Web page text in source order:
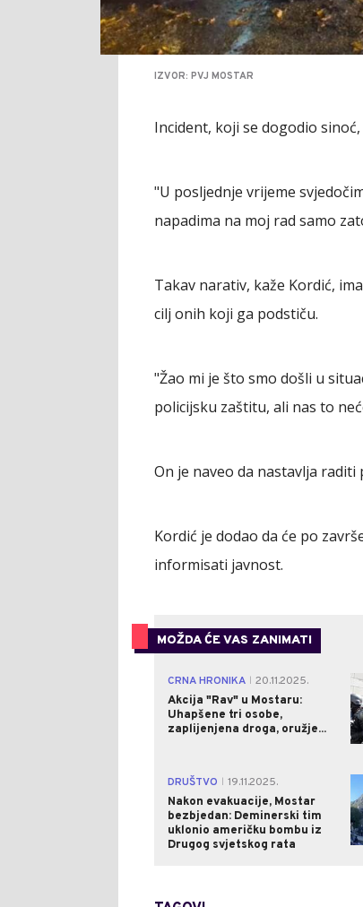
IZVOR: PVJ MOSTAR
Incident, koji se dogodio
"U posljednje vrijeme
napadima na moj rad samo
Takav narativ, kaže Kordić,
cilj onih koji ga podstiču.
"Žao mi je što smo došli u
policijsku zaštitu, ali nas to
On je naveo da nastavlja
Kordić je dodao da će po
informisati javnost.
MOŽDA ĆE VAS ZANIMATI
CRNA HRONIKA
20.11.2025.
Akcija "Rav" u Mostaru:
Uhapšene tri osobe,
zaplijenjena droga, oružje...
DRUŠTVO
19.11.2025.
Nakon evakuacije, Mostar
bezbjedan: Deminerski tim
uklonio američku bombu iz
Drugog svjetskog rata